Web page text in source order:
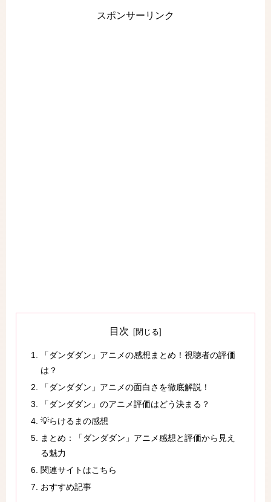
スポンサーリンク
目次
「ダンダダン」アニメの感想まとめ！視聴者の評価
は？
「ダンダダン」アニメの面白さを徹底解説！
「ダンダダン」のアニメ評価はどう決まる？
💡らけるまの感想
まとめ：「ダンダダン」アニメ感想と評価から見え
る魅力
関連サイトはこちら
おすすめ記事